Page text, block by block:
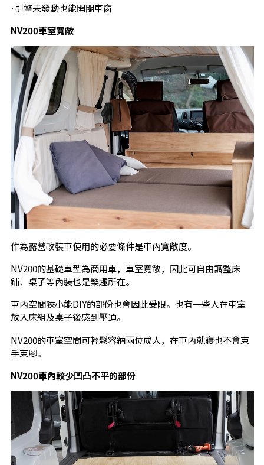
·引擎未發動也能開關車窗
NV200車室寬敞
作為露營改裝車使用的必要條件是車內寬敞度。
NV200的基礎車型為商用車，車室寬敞，因此可自由調整床
鋪、桌子等內裝也是樂趣所在。
車內空間狹小能DIY的部份也會因此受限。也有一些人在車室
放入床組及桌子後感到壓迫。
NV200的車室空間可輕鬆容納兩位成人，在車內就寢也不會束
手束腳。
NV200車內較少凹凸不平的部份